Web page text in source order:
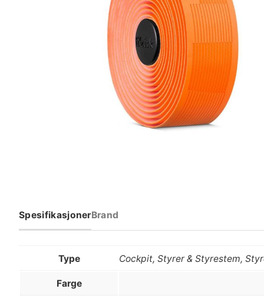
SpesifikasjonerBrand
Type Cockpit, Styrer & Styrestem,
Farge